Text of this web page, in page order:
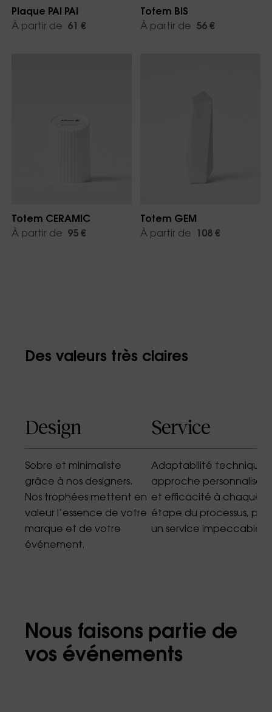
Plaque PAI PAI
À partir de
61 €
Totem BIS
À partir de
56 €
Totem CERAMIC
À partir de
95 €
Totem GEM
À partir de
108 €
Des valeurs très claires
Design
Sobre et minimaliste
grâce à nos designers.
Nos trophées mettent en
valeur l’essence de votre
marque et de votre
événement.
Service
Adaptabilité technique,
approche personnalisée
et efficacité à chaque
étape du processus,
un service impeccable.
Nous faisons partie de
vos événements